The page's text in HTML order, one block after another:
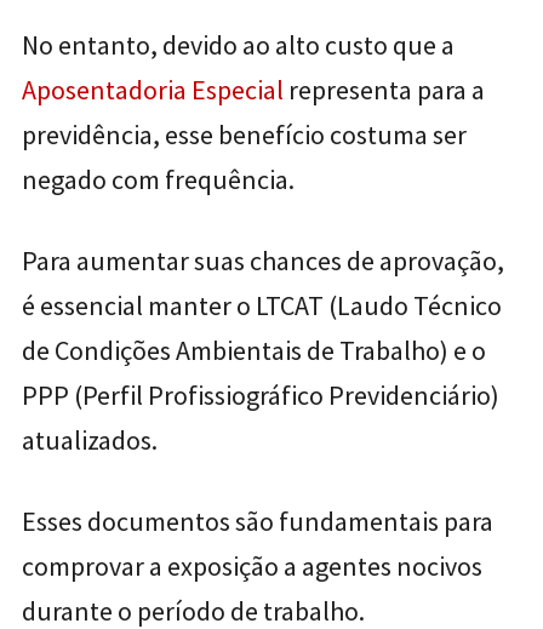
No entanto, devido ao alto custo que a
Aposentadoria Especial representa para a
previdência, esse benefício costuma ser
negado com frequência.
Para aumentar suas chances de aprovação,
é essencial manter o LTCAT (Laudo Técnico
de Condições Ambientais de Trabalho) e o
PPP (Perfil Profissiográfico Previdenciário)
atualizados.
Esses documentos são fundamentais para
comprovar a exposição a agentes nocivos
durante o período de trabalho.